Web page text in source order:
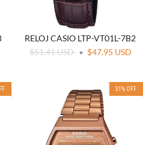
RELOJ CASIO LTP-VT01L-7B2
$51.41 USD
$47.95 USD
31 % OFF